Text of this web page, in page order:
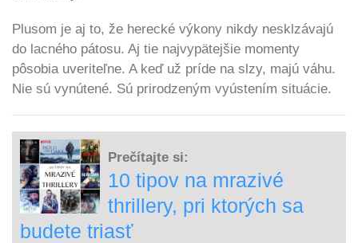
Plusom je aj to, že herecké výkony nikdy nesklzávajú
do lacného pátosu. Aj tie najvypätejšie momenty
pôsobia uveriteľne. A keď už príde na slzy, majú váhu.
Nie sú vynútené. Sú prirodzeným vyústením situácie.
Prečítajte si:
10 tipov na mrazivé
thrillery, pri ktorých sa
budete triasť